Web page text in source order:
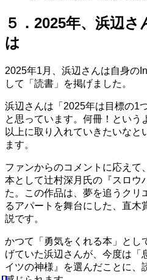
５．2025年、浜辺
は
2025年1月、浜辺さんは自身の
して「読書」を掲げました。
浜辺さんは「2025年は目標の1
と思っています。何冊！という
以上に取り入れていきたいなと
ます。
ファンからのコメントに応えて
本として辻村深月氏の『スロウ
た。この作品は、夢を追うクリ
るアパートを舞台にした、直木
説です。
かつて「勇気をくれる本」とし
げていた浜辺さんが、今度は「
イツの神様』を選んだことに、